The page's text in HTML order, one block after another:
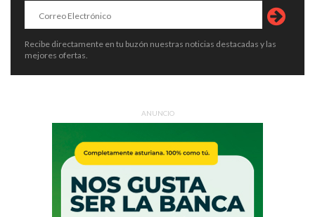
Recibe directamente en tu buzón nuestras noticias destacadas y las
mejores ofertas.
ANUNCIO